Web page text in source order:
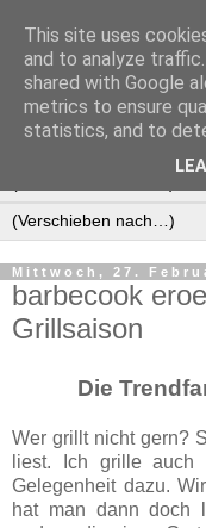
Manus
außer
Mittwoch, 27.
barbecook
Grillsaison
Die
Wer grillt nicht gern?
liest. Ich grille
Gelegenheit dazu.
hat man dann doch
This site uses
and to analyze
shared with Google
metrics to ensure
statistics, and to